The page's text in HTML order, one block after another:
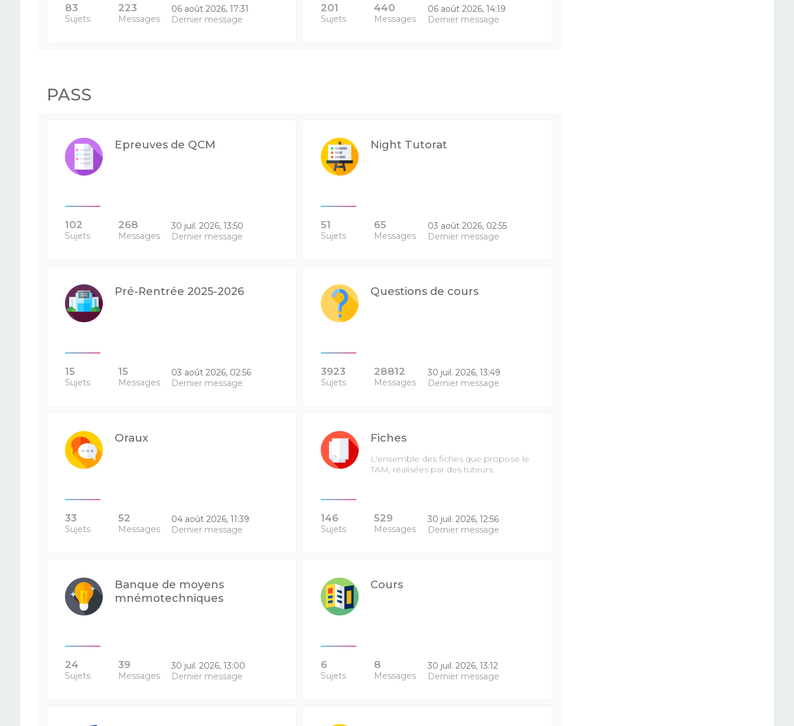
83
Sujets
223
Messages
06 août 2026, 17:31
Dernier message
201
Sujets
440
Messages
06 août 2026, 14:19
Dernier message
PASS
Epreuves de QCM
102
Sujets
268
Messages
30 juil. 2026, 13:50
Dernier message
Night Tutorat
51
Sujets
65
Messages
03 août 2026, 02:55
Dernier message
Pré-Rentrée 2025-2026
15
Sujets
15
Messages
03 août 2026, 02:56
Dernier message
Questions de cours
3923
Sujets
28812
Messages
30 juil. 2026, 13:49
Dernier message
Oraux
33
Sujets
52
Messages
04 août 2026, 11:39
Dernier message
Fiches
L'ensemble des fiches que propose le
TAM, réalisées par des tuteurs.
146
Sujets
529
Messages
30 juil. 2026, 12:56
Dernier message
Banque de moyens
mnémotechniques
24
Sujets
39
Messages
30 juil. 2026, 13:00
Dernier message
Cours
6
Sujets
8
Messages
30 juil. 2026, 13:12
Dernier message